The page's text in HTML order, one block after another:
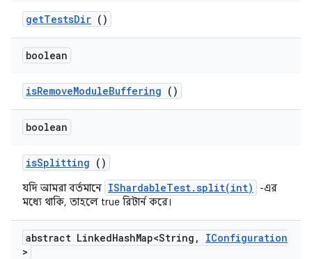
getTestsDir ()
boolean
isRemoveModuleBuffering ()
boolean
isSplitting ()
যদি আমরা বর্তমানে IShardableTest.split(int)
-এর
মধ্যে থাকি, তাহলে true রিটার্ন করে।
abstract LinkedHashMap<String ,
IConfiguration
>